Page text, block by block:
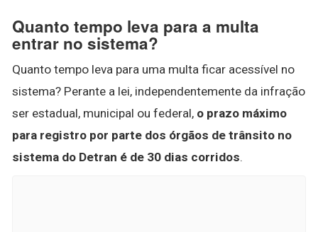
Quanto tempo leva para a multa
entrar no sistema?
Quanto tempo leva para uma multa ficar acessível no
sistema? Perante a lei, independentemente da infração
ser estadual, municipal ou federal, o prazo máximo
para registro por parte dos órgãos de trânsito no
sistema do Detran é de 30 dias corridos.